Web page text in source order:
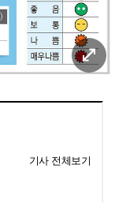
기사 전체보기